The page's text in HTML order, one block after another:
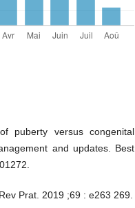
puberty versus congenital
and updates. Best
Prat. 2019 ;69 : e263 269.